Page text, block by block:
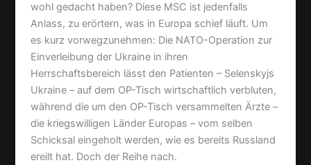
wohl gedacht haben? Diese MSC ist jedenfalls
Anlass, zu erörtern, was in Europa schief läuft. Um
es kurz vorwegzunehmen: Die NATO-Operation zur
Einverleibung der Ukraine in ihren
Herrschaftsbereich lässt den Patienten – Selenskyjs
Ukraine – auf dem OP-Tisch wirtschaftlich verbluten,
während die um den OP-Tisch versammelten Ärzte –
die kriegswilligen Länder Europas – vom selben
Schicksal eingeholt werden, wie es bereits Russland
ereilt hat. Doch der Reihe nach.